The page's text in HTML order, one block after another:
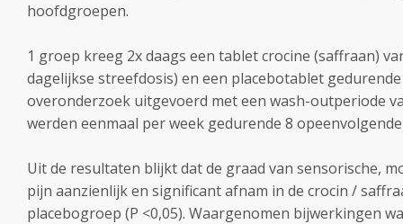
hoofdgroepen.
1 groep kreeg 2x daags een tablet crocine (saffraan)
dagelijkse streefdosis) en een placebotablet
overonderzoek uitgevoerd met een wash-outperiode
werden eenmaal per week gedurende 8
Uit de resultaten blijkt dat de graad van sensorische,
pijn aanzienlijk en significant afnam in de crocin /
placebogroep (P <0,05). Waargenomen bijwerkingen